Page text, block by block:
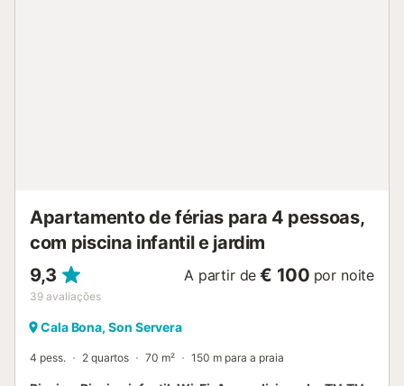
Apartamento de férias para 4 pessoas,
com piscina infantil e jardim
9,3
39 avaliações
A partir de € 100 por noite
Cala Bona, Son Servera
4 pess. 2 quartos 70 m² 150 m para a praia